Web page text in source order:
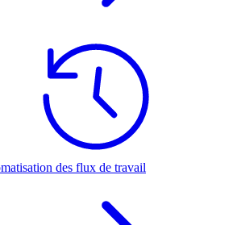
des flux de travail